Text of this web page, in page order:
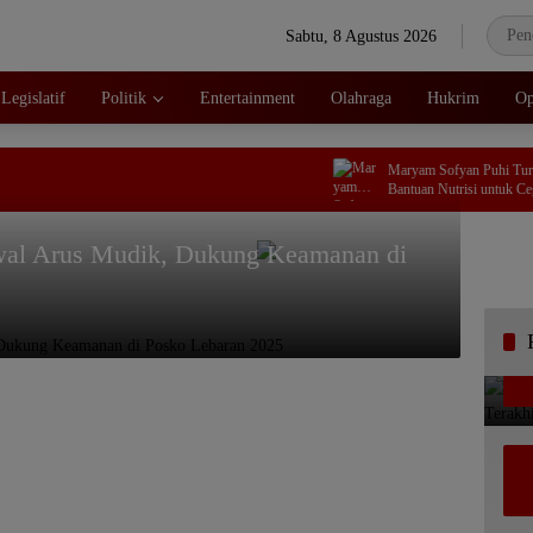
Sabtu, 8 Agustus 2026
Legislatif Politik Entertainment Olahraga Hukrim
Maryam Sofyan Puhi Turun
Bantuan Nutrisi untuk Cegah
Arus Mudik, Dukung Keamanan di